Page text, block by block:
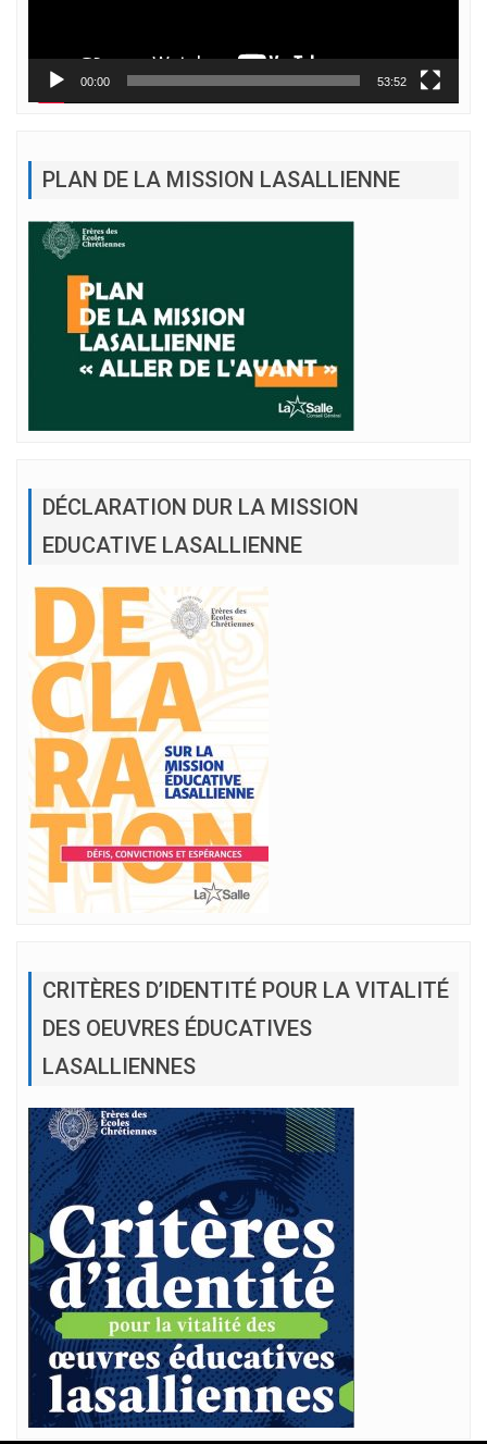
00:00 53:52
PLAN DE LA MISSION LASALLIENNE
DÉCLARATION DUR LA MISSION
EDUCATIVE LASALLIENNE
CRITÈRES D’IDENTITÉ POUR LA VITALITÉ
DES OEUVRES ÉDUCATIVES
LASALLIENNES